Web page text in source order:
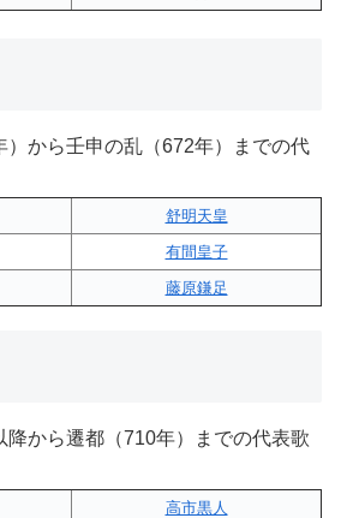
）から壬申の乱（672年）までの代
舒明天皇
有間皇子
藤原鎌足
降から遷都（710年）までの代表歌
高市黒人